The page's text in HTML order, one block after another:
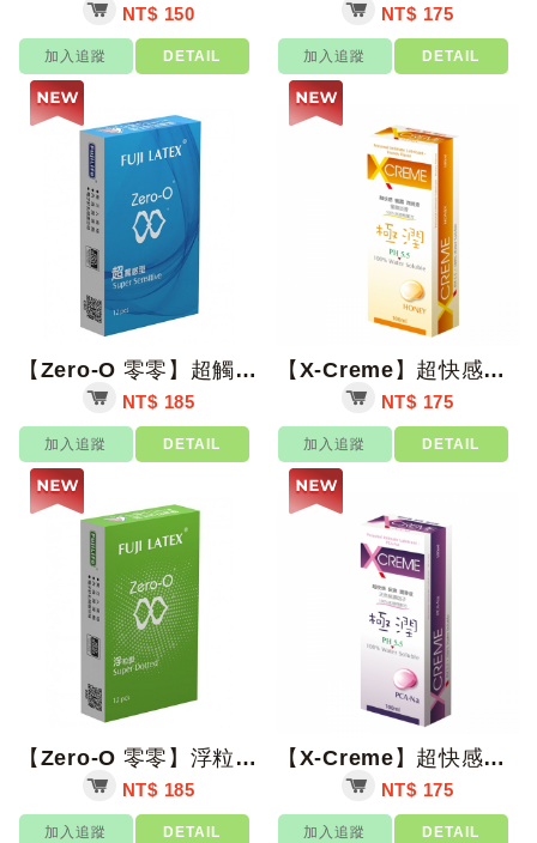
NT$ 150
加入追蹤 DETAIL
NT$ 175
加入追蹤 DETAIL
【Zero-O 零零】超觸感型衛生套 12入/盒【上好藥局銀髮照護】保險套
NT$ 185
加入追蹤 DETAIL
【X-Creme】超快感PH5.5潤滑液(蜜露) 100ml/支【上好藥局銀髮照...
NT$ 175
加入追蹤 DETAIL
【Zero-O 零零】浮粒凸起型衛生套 12入/盒【上好藥局銀髮照護】保險套
NT$ 185
加入追蹤 DETAIL
【X-Creme】超快感PH5.5潤滑液(蜜露) 100ml/支【上好藥局銀髮照...
NT$ 175
加入追蹤 DETAIL